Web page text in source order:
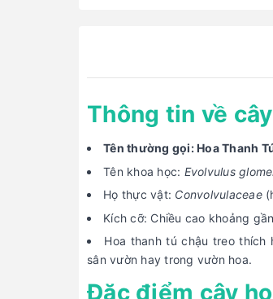
Thông tin về
Tên thường gọi:Hoa Thanh
Tên khoa học: Evolvulus
Họ thực vật: Convolvulaceae
Kích cỡ: Chiều cao khoảng
Hoa thanh tú chậu treo
sân vườn hay trong vườn hoa.
Đặc điểm cây